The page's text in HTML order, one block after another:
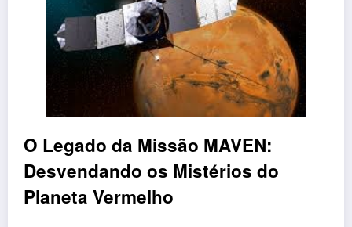
O Legado da Missão MAVEN:
Desvendando os Mistérios do
Planeta Vermelho